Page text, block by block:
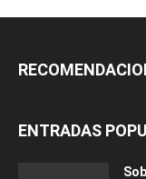
ENTRADAS